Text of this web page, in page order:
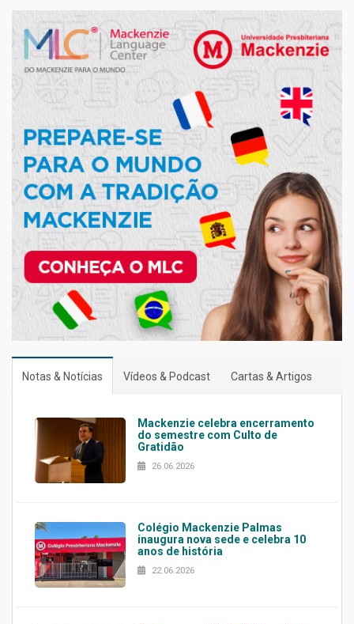
Notas & Notícias Vídeos & Podcast Cartas & Artigos
Mackenzie celebra encerramento
do semestre com Culto de
Gratidão
26.06.2026
Colégio Mackenzie Palmas
inaugura nova sede e celebra 10
anos de história
22.06.2026